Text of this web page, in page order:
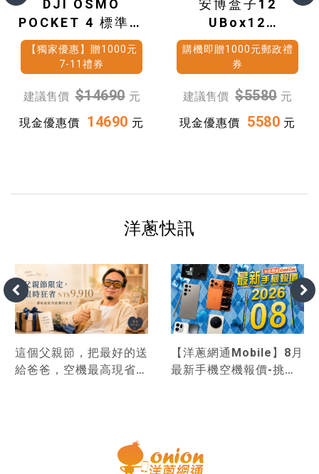
DJI OSMO
POCKET 4 標準套
裝
【獨家優惠】贈1000元
7-11禮券
建議售價 $14690 元
現金優惠價
14690 元
安博盒子12
UBox12
(4G+64G)
購機即贈1000元郵政禮
券
建議售價 $5580 元
現金優惠價
5580 元
洋蔥快訊
這個父親節，把最好的送
給爸爸，空機最高現省
【洋蔥網通Mobile】8月
最新手機空機報價-挑戰